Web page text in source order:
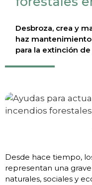
Desbroza, crea y
haz
para la extinción
Desde hace tiempo,
representan una
naturales, sociales y